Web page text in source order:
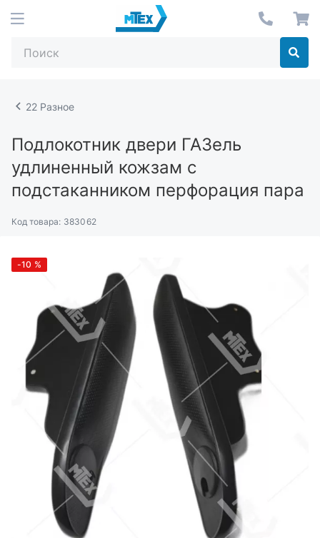
22 Разное
Подлокотник двери ГАЗель
удлиненный кожзам с
подстаканником перфорация пара
Код товара: 383062
-10 %